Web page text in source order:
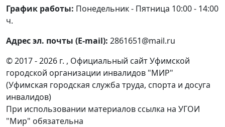
График работы: Понедельник - Пятница 10:00 - 14:00
ч.
Адрес эл. почты (E-mail): 2861651@mail.ru
© 2017 - 2026 г. , Официальный сайт Уфимской
городской организации инвалидов "МИР"
(Уфимская городская служба труда, спорта и досуга
инвалидов)
При использовании материалов ссылка на УГОИ
"Мир" обязательна